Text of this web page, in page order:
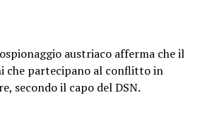
austriaco afferma che il
che partecipano al conflitto in
secondo il capo del DSN.